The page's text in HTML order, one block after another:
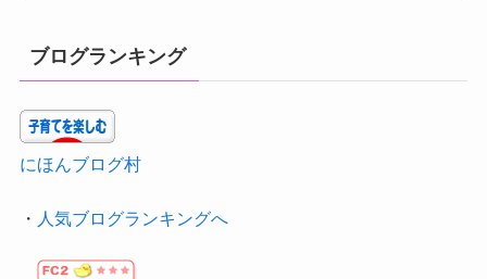
ブログランキング
にほんブログ村
・ 人気ブログランキングへ